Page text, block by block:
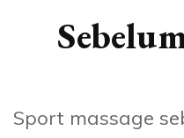
Sport massage